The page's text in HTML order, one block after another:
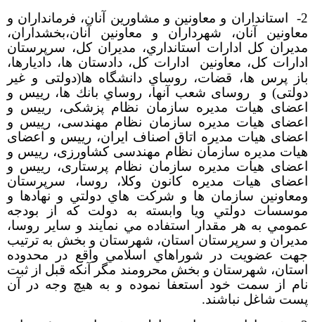
2-
استانداران و معاونين و مشاورين آنان، فرمانداران و
معاونين آنان، شهرداران و معاونین آنان،بخشداران،
مديران كل ادارات استانداري، مديران كل، سرپرستان
ادارات كل، معاونين
ادارات كل، دادستان ها، داديارها،
باز پرس ها، قضات، روساي دانشگاه ها(دولتی و غیر
دولتی) و روسای شعب آنها، روساي بانك ها، رییس و
اعضای هیات مدیره سازمان نظام پزشکی، رییس و
اعضای هیات مدیره سازمان نظام مهندسی، رییس و
اعضای هیات مدیره اتاق اصناف ایران، رییس و اعضای
هیات مدیره سازمان نظام مهندسی کشاورزی، رییس و
اعضای هیات مدیره سازمان نظام پرستاری، رییس و
اعضای هیات مدیره کانون وکلا، روسا، سرپرستان
ومعاونين سازمان ها و شركت هاي دولتي و نهادها و
موسسات دولتي ويا وابسته به دولت كه از بودجه
عمومي به هر مقدار استفاده مي نمايند و ساير روسا،
مديران و سرپرستان استان، شهرستان و بخش به ترتيب
جهت عضويت در شوراهاي اسلامي واقع در محدوده
استان، شهرستان و بخش محرومند مگر آنکه قبل از ثبت
نام از سمت خود استعفا نموده و به هیچ وجه در آن
پست شاغل نباشند.